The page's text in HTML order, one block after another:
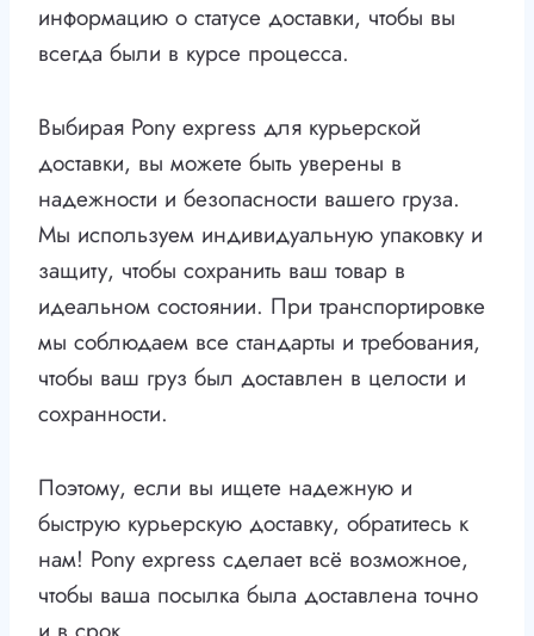
информацию о статусе доставки, чтобы вы
всегда были в курсе процесса.
Выбирая Pony express для курьерской
доставки, вы можете быть уверены в
надежности и безопасности вашего груза.
Мы используем индивидуальную упаковку и
защиту, чтобы сохранить ваш товар в
идеальном состоянии. При транспортировке
мы соблюдаем все стандарты и требования,
чтобы ваш груз был доставлен в целости и
сохранности.
Поэтому, если вы ищете надежную и
быструю курьерскую доставку, обратитесь к
нам! Pony express сделает всё возможное,
чтобы ваша посылка была доставлена точно